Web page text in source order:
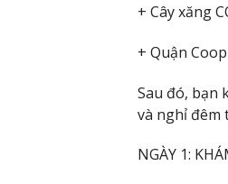
+ Cây xăng
+ Quận
Sau đó, bạn
và nghỉ đêm
NGÀY 1: